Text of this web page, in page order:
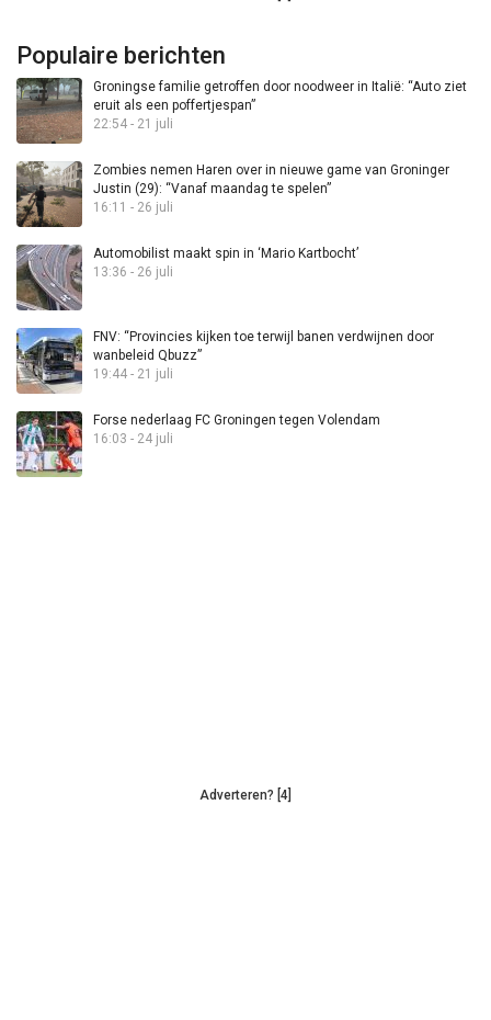
Populaire berichten
Groningse familie getroffen door noodweer in Italië: “Auto ziet
eruit als een poffertjespan”
22:54 - 21 juli
Zombies nemen Haren over in nieuwe game van Groninger
Justin (29): “Vanaf maandag te spelen”
16:11 - 26 juli
Automobilist maakt spin in ‘Mario Kartbocht’
13:36 - 26 juli
FNV: “Provincies kijken toe terwijl banen verdwijnen door
wanbeleid Qbuzz”
19:44 - 21 juli
Forse nederlaag FC Groningen tegen Volendam
16:03 - 24 juli
Adverteren? [4]